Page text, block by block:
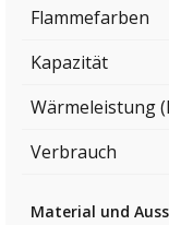
Flammefarben
Kapazität
Wärmeleistung
Verbrauch
Material und